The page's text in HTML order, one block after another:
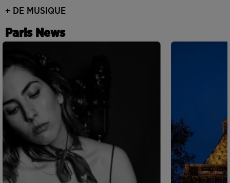
+ DE MUSIQUE
Paris News